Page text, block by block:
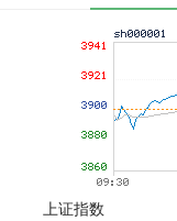
上证指数